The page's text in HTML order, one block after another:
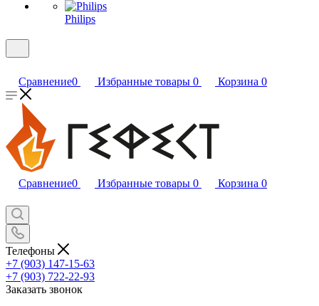
Philips
Сравнение0 Избранные товары 0 Корзина 0
Сравнение0 Избранные товары 0 Корзина 0
Телефоны
+7 (903) 147-15-63
+7 (903) 722-22-93
Заказать звонок